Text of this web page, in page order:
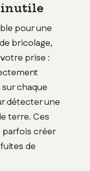
inutile
pour une
bricolage,
prise :
chaque
détecter une
terre. Ces
parfois créer
de